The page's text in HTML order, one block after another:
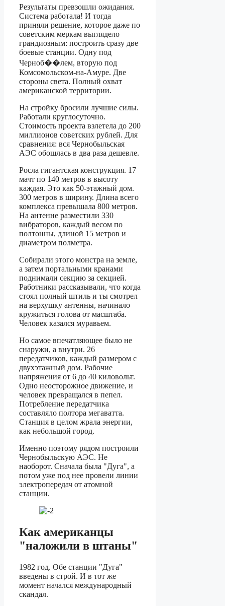
Результаты превзошли ожидания.
Система работала! И тогда
приняли решение, которое даже по
советским меркам выглядело
грандиозным: построить сразу две
боевые станции. Одну под
Черноб��лем, вторую под
Комсомольском-на-Амуре. Две
стороны света. Полный охват
американской территории.
На стройку бросили лучшие силы.
Работали круглосуточно.
Стоимость проекта взлетела до 200
миллионов советских рублей. Для
сравнения: вся Чернобыльская
АЭС обошлась в два раза дешевле.
Росла гигантская конструкция. 17
мачт по 140 метров в высоту
каждая. Это как 50-этажный дом.
300 метров в ширину. Длина всего
комплекса превышала 800 метров.
На антенне разместили 330
вибраторов, каждый весом по
полтонны, длиной 15 метров и
диаметром полметра.
Собирали этого монстра на земле,
а затем портальными кранами
поднимали секцию за секцией.
Работники рассказывали, что когда
стоял полный штиль и ты смотрел
на верхушку антенны, начинало
кружиться голова от масштаба.
Человек казался муравьем.
Но самое впечатляющее было не
снаружи, а внутри. 26
передатчиков, каждый размером с
двухэтажный дом. Рабочие
напряжения от 6 до 40 киловольт.
Одно неосторожное движение, и
человек превращался в пепел.
Потребление передатчика
составляло полтора мегаватта.
Станция в целом жрала энергии,
как небольшой город.
Именно поэтому рядом построили
Чернобыльскую АЭС. Не
наоборот. Сначала была "Дуга", а
потом уже под нее провели линии
электропередач от атомной
станции.
Как американцы
"наложили в штаны"
1982 год. Обе станции "Дуга"
введены в строй. И в тот же
момент начался международный
скандал.